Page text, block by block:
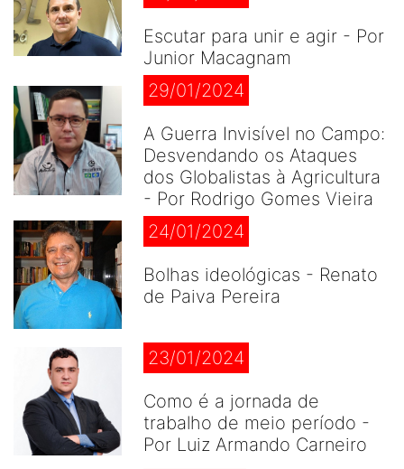
Escutar para unir e agir - Por
Junior Macagnam
29/01/2024
A Guerra Invisível no Campo:
Desvendando os Ataques
dos Globalistas à Agricultura
- Por Rodrigo Gomes Vieira
24/01/2024
Bolhas ideológicas - Renato
de Paiva Pereira
23/01/2024
Como é a jornada de
trabalho de meio período -
Por Luiz Armando Carneiro